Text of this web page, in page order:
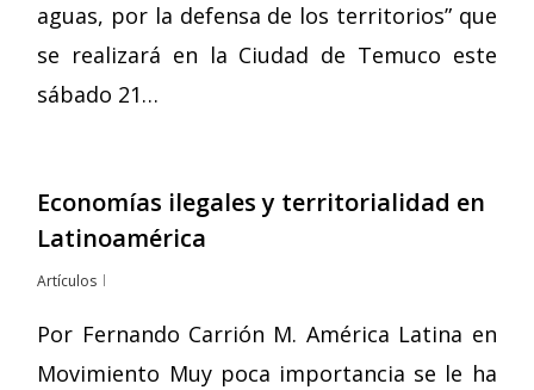
aguas, por la defensa de los territorios” que
se realizará en la Ciudad de Temuco este
sábado 21…
Economías ilegales y territorialidad en
Latinoamérica
Artículos
Por Fernando Carrión M. América Latina en
Movimiento Muy poca importancia se le ha